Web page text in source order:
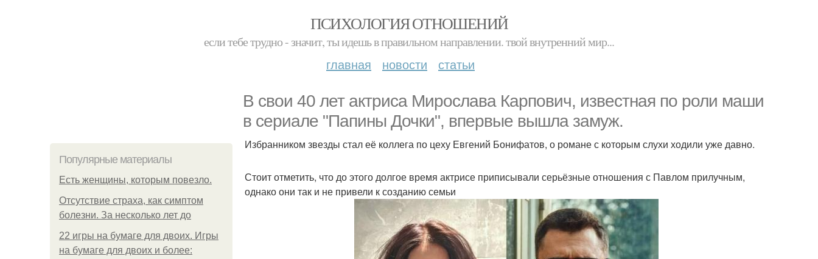
ПСИХОЛОГИЯ ОТНОШЕНИЙ
если тебе трудно - значит, ты идешь в правильном направлении. твой внутренний мир...
главная новости статьи
В свои 40 лет актриса Мирослава Карпович, известная по роли маши
в сериале "Папины Дочки", впервые вышла замуж.
Популярные материалы
Есть женщины, которым повезло.
Отсутствие страха, как симптом
болезни. За несколько лет до
22 игры на бумаге для двоих. Игры
на бумаге для двоих и более:
Избранником звезды стал её коллега по цеху Евгений Бонифатов, о романе с которым слухи ходили уже давно.
Стоит отметить, что до этого долгое время актрисе приписывали серьёзные отношения с Павлом прилучным,
однако они так и не привели к созданию семьи